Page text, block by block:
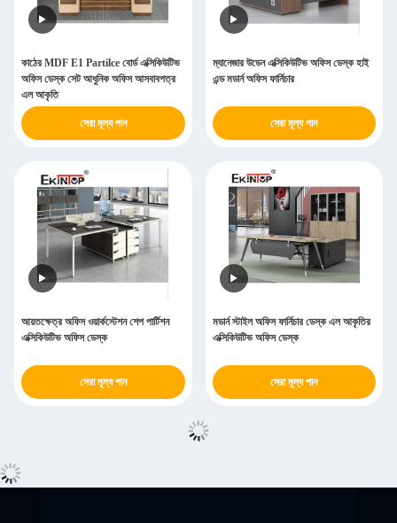
কাঠের MDF E1 Partilce বোর্ড এক্সিকিউটিভ
অফিস ডেস্ক সেট আধুনিক অফিস আসবাবপত্র
এল আকৃতি
সেরা মূল্য পান
ম্যানেজার উডেন এক্সিকিউটিভ অফিস ডেস্ক হাই
এন্ড মডার্ন অফিস ফার্নিচার
সেরা মূল্য পান
আয়তক্ষেত্র অফিস ওয়ার্কস্টেশন শেপ পার্টিশন
এক্সিকিউটিভ অফিস ডেস্ক
সেরা মূল্য পান
মডার্ন স্টাইল অফিস ফার্নিচার ডেস্ক এল আকৃতির
এক্সিকিউটিভ অফিস ডেস্ক
সেরা মূল্য পান